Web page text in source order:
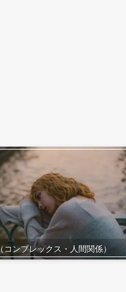
コンプレックス・人間関係）